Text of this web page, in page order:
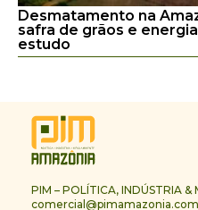
Desmatamento na
safra de grãos e
estudo
PIM – POLÍTICA, INDÚSTRIA &